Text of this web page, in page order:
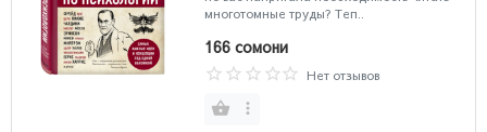
многотомные труды? Теп..
166 сомони
Нет отзывов